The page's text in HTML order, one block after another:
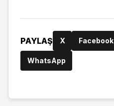
PAYLAŞ X Facebook
WhatsApp